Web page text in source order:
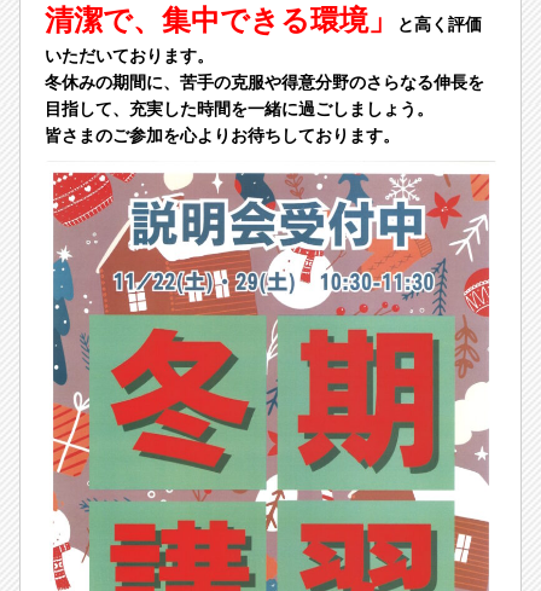
清潔で、集中できる環境」
と高く評価
いただいております。
冬休みの期間に、苦手の克服や得意分野のさらなる伸長を
目指して、充実した時間を一緒に過ごしましょう。
皆さまのご参加を心よりお待ちしております。